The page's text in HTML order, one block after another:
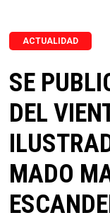
ACTUALIDAD
SE
DEL
MADO